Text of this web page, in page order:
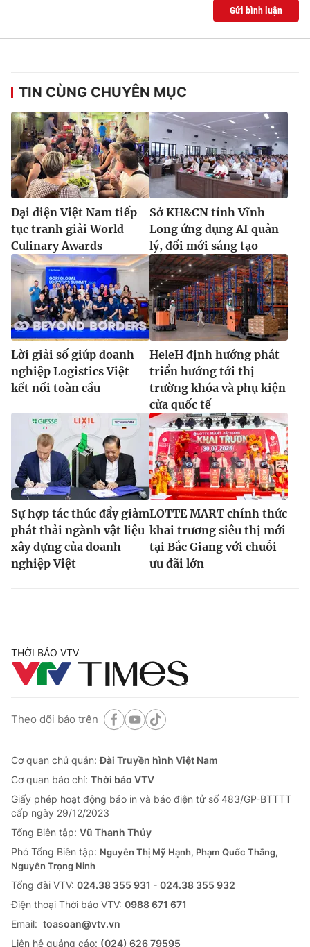
Gửi bình luận
TIN CÙNG CHUYÊN MỤC
Đại diện Việt Nam tiếp
tục tranh giải World
Culinary Awards
Sở KH&CN tỉnh Vĩnh
Long ứng dụng AI quản
lý, đổi mới sáng tạo
Lời giải số giúp doanh
nghiệp Logistics Việt
kết nối toàn cầu
HeleH định hướng phát
triển hướng tới thị
trường khóa và phụ kiện
cửa quốc tế
Sự hợp tác thúc đẩy giảm
phát thải ngành vật liệu
xây dựng của doanh
nghiệp Việt
LOTTE MART chính thức
khai trương siêu thị mới
tại Bắc Giang với chuỗi
ưu đãi lớn
THỜI BÁO VTV
Theo dõi báo trên
Cơ quan chủ quản:Đài Truyền hình Việt Nam
Cơ quan báo chí: Thời báo VTV
Giấy phép hoạt động báo in và báo điện tử số 483/GP-BTTTT
cấp ngày 29/12/2023
Tổng Biên tập: Vũ Thanh Thủy
Phó Tổng Biên tập: Nguyễn Thị Mỹ Hạnh, Phạm Quốc Thắng,
Nguyễn Trọng Ninh
Tổng đài VTV: 024.38 355 931 - 024.38 355 932
Ðiện thoại Thời báo VTV: 0988 671 671
Email: toasoan@vtv.vn
Liên hệ quảng cáo: (024) 626 79595